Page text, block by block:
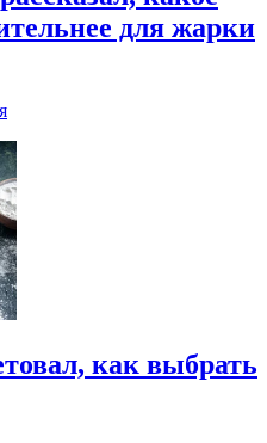
для жарки
как выбрать